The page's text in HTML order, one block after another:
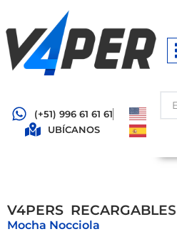
(+51) 996 61 61 61
UBÍCANOS
V4PERSRECARGABLES
Mocha Nocciola